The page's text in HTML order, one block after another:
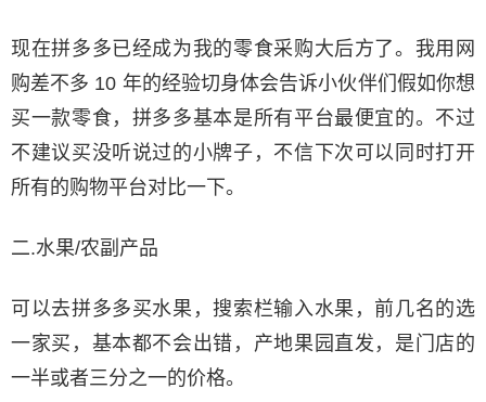
现在拼多多已经成为我的零食采购大后方了。我用网
购差不多 10 年的经验切身体会告诉小伙伴们假如你想
买一款零食，拼多多基本是所有平台最便宜的。不过
不建议买没听说过的小牌子，不信下次可以同时打开
所有的购物平台对比一下。
二.水果/农副产品
可以去拼多多买水果，搜索栏输入水果，前几名的选
一家买，基本都不会出错，产地果园直发，是门店的
一半或者三分之一的价格。